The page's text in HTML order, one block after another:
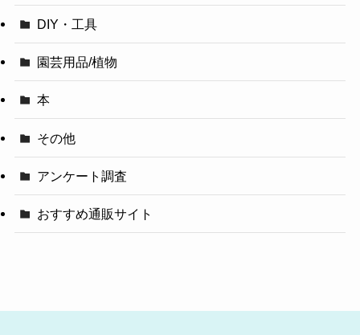
DIY・工具
園芸用品/植物
本
その他
アンケート調査
おすすめ通販サイト